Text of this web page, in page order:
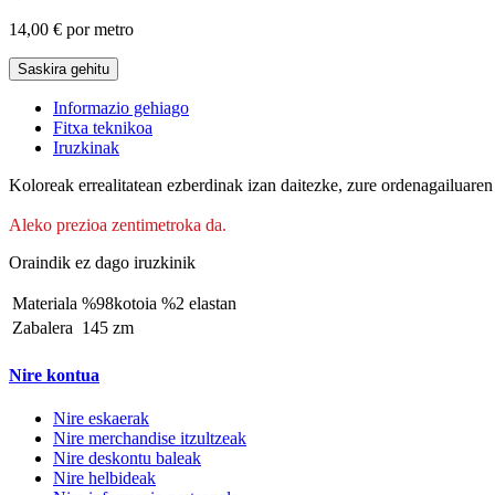
14,00 € por metro
Saskira gehitu
Informazio gehiago
Fitxa teknikoa
Iruzkinak
Koloreak errealitatean ezberdinak izan daitezke, zure
Aleko prezioa zentimetroka da.
Oraindik ez dago iruzkinik
Materiala %98kotoia %2 elastan
Zabalera 145 zm
Nire kontua
Nire eskaerak
Nire merchandise itzultzeak
Nire deskontu baleak
Nire helbideak